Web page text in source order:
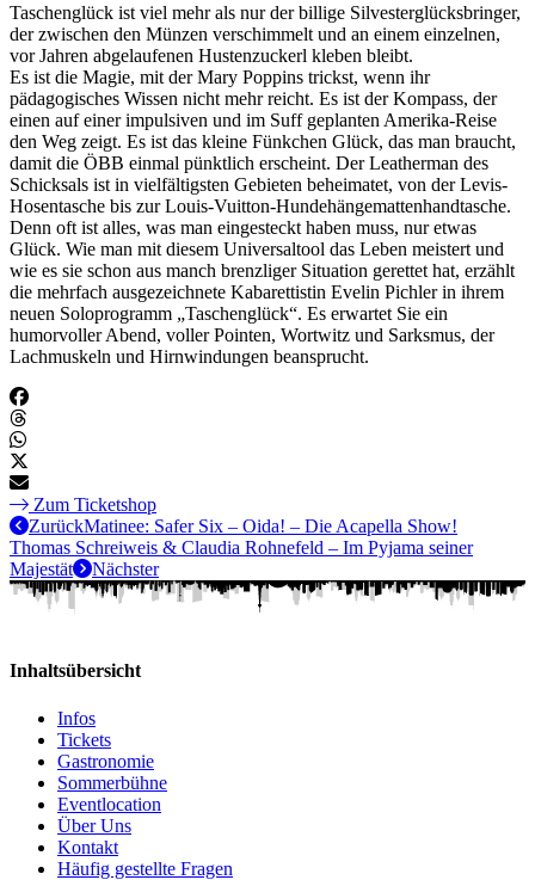
Taschenglück ist viel mehr als nur der billige Silvesterglücksbringer,
der zwischen den Münzen verschimmelt und an einem einzelnen,
vor Jahren abgelaufenen Hustenzuckerl kleben bleibt.
Es ist die Magie, mit der Mary Poppins trickst, wenn ihr
pädagogisches Wissen nicht mehr reicht. Es ist der Kompass, der
einen auf einer impulsiven und im Suff geplanten Amerika-Reise
den Weg zeigt. Es ist das kleine Fünkchen Glück, das man braucht,
damit die ÖBB einmal pünktlich erscheint. Der Leatherman des
Schicksals ist in vielfältigsten Gebieten beheimatet, von der Levis-
Hosentasche bis zur Louis-Vuitton-Hundehängemattenhandtasche.
Denn oft ist alles, was man eingesteckt haben muss, nur etwas
Glück. Wie man mit diesem Universaltool das Leben meistert und
wie es sie schon aus manch brenzliger Situation gerettet hat, erzählt
die mehrfach ausgezeichnete Kabarettistin Evelin Pichler in ihrem
neuen Soloprogramm „Taschenglück“. Es erwartet Sie ein
humorvoller Abend, voller Pointen, Wortwitz und Sarksmus, der
Lachmuskeln und Hirnwindungen beansprucht.
Zum Ticketshop
ZurückMatinee: Safer Six – Oida! – Die Acapella Show!
Thomas Schreiweis & Claudia Rohnefeld – Im Pyjama seiner
Majestät
Nächster
Inhaltsübersicht
Infos
Tickets
Gastronomie
Sommerbühne
Eventlocation
Über Uns
Kontakt
Häufig gestellte Fragen